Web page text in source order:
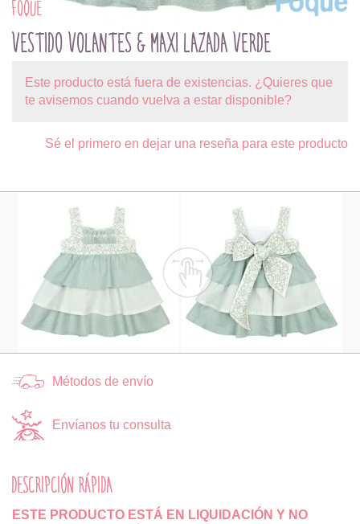
FOQUE
VESTIDO VOLANTES & MAXI LAZADA VERDE
Este producto está fuera de existencias. ¿Quieres que
te avisemos cuando vuelva a estar disponible?
Sé el primero en dejar una reseña para este producto
Métodos de envío
Envíanos tu consulta
DESCRIPCIÓN RÁPIDA
ESTE PRODUCTO ESTÁ EN LIQUIDACIÓN Y NO